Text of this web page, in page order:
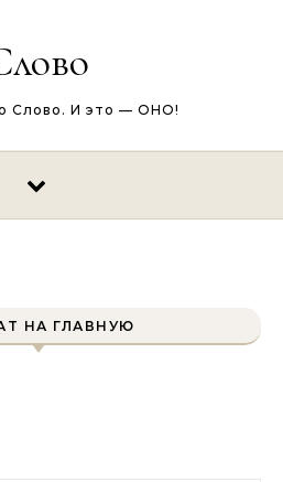
Слово. И это — ОНО!
НА ГЛАВНУЮ